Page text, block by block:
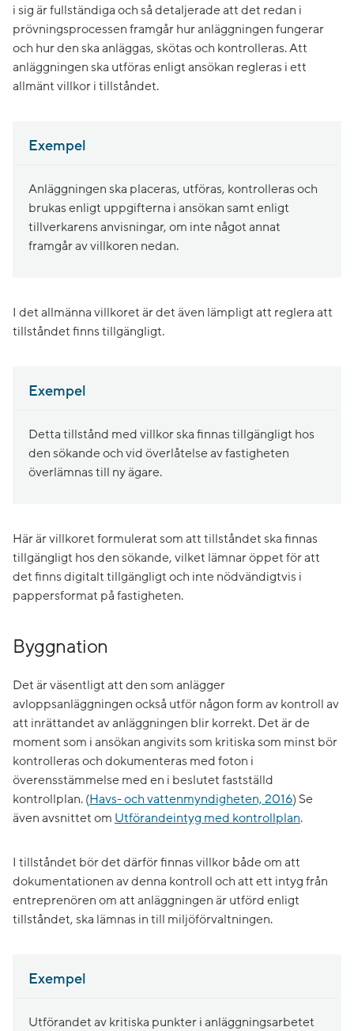
i sig är fullständiga och så detaljerade att det redan i
prövningsprocessen framgår hur anläggningen fungerar
och hur den ska anläggas, skötas och kontrolleras. Att
anläggningen ska utföras enligt ansökan regleras i ett
allmänt villkor i tillståndet.
Exempel
Anläggningen ska placeras, utföras, kontrolleras och
brukas enligt uppgifterna i ansökan samt enligt
tillverkarens anvisningar, om inte något annat
framgår av villkoren nedan.
I det allmänna villkoret är det även lämpligt att reglera att
tillståndet finns tillgängligt.
Exempel
Detta tillstånd med villkor ska finnas tillgängligt hos
den sökande och vid överlåtelse av fastigheten
överlämnas till ny ägare.
Här är villkoret formulerat som att tillståndet ska finnas
tillgängligt hos den sökande, vilket lämnar öppet för att
det finns digitalt tillgängligt och inte nödvändigtvis i
pappersformat på fastigheten.
Byggnation
Det är väsentligt att den som anlägger
avloppsanläggningen också utför någon form av kontroll av
att inrättandet av anläggningen blir korrekt. Det är de
moment som i ansökan angivits som kritiska som minst bör
kontrolleras och dokumenteras med foton i
överensstämmelse med en i beslutet fastställd
kontrollplan. (Havs- och vattenmyndigheten, 2016) Se
även avsnittet om Utförandeintyg med kontrollplan.
I tillståndet bör det därför finnas villkor både om att
dokumentationen av denna kontroll och att ett intyg från
entreprenören om att anläggningen är utförd enligt
tillståndet, ska lämnas in till miljöförvaltningen.
Exempel
Utförandet av kritiska punkter i anläggningsarbetet